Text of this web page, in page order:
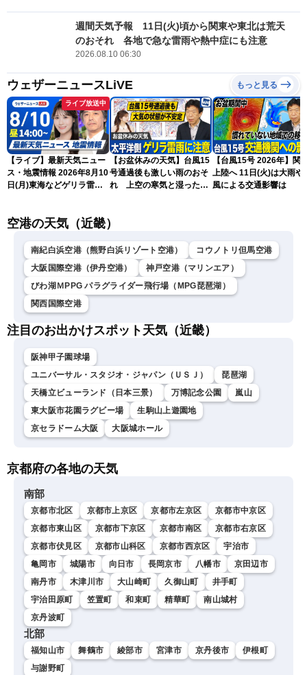
週間天気予報 11日(火)頃から関東や東北は荒天
のおそれ 各地で急な雷雨や熱中症にも注意
2026.08.10 06:30
ウェザーニュースLiVE もっと見る
ライブ放送中
【ライブ】最新天気ニュー
ス・地震情報 2026年8月10
日(月)東海などゲリラ雷雨
ースLiVEアフタヌーン・戸
【お盆休みの天気】台風15
号通過後も激しい雨のおそ
れ 上空の寒気と湿った空
【台風15号 2026年】関
上陸へ 11日(火)は大雨や
風による交通影響は
空港の天気（近畿）
南紀白浜空港（熊野白浜リゾート空港）
コウノトリ但馬空港
大阪国際空港（伊丹空港）
神戸空港（マリンエア）
びわ湖ＭPPG パラグライダー飛行場（MPG琵琶湖）
関西国際空港
注目のお出かけスポット天気（近畿）
阪神甲子園球場
ユニバーサル・スタジオ・ジャパン（ＵＳＪ）
琵琶湖
天橋立ビューランド（日本三景）
万博記念公園
嵐山
東大阪市花園ラグビー場
生駒山上遊園地
京セラドーム大阪
大阪城ホール
京都府の各地の天気
南部
京都市北区 京都市上京区 京都市左京区
京都市中京区
京都市東山区
京都市下京区 京都市南区
京都市右京区
京都市伏見区
京都市山科区 京都市西京区
宇治市
亀岡市
城陽市 向日市 長岡京市 八幡市
京田辺市
南丹市
木津川市 大山崎町 久御山町
井手町
宇治田原町
笠置町 和束町 精華町
南山城村
京丹波町
北部
福知山市 舞鶴市 綾部市 宮津市 京丹後市
伊根町
与謝野町